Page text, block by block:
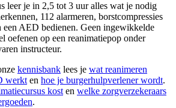
leer je in 2,5 tot 3 uur alles wat je nodig
112 alarmeren, borstcompressies
een AED bedienen. Geen ingewikkelde
oefenen op een reanimatiepop onder
instructeur.
kennisbank lees je wat reanimeren
werkt en hoe je burgerhulpverlener wordt.
kost en welke zorgverzekeraars
.